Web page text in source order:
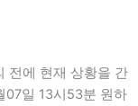
전에 현재 상황을 간
07일 13시53분 원하